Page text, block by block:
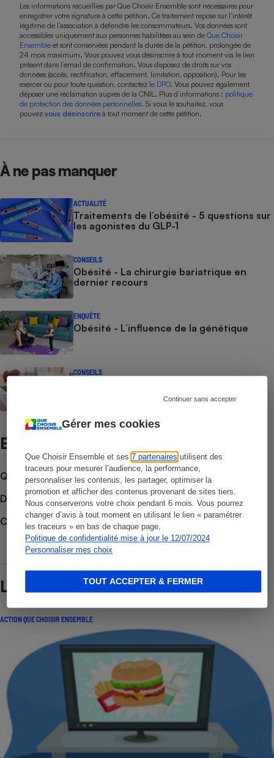
Gérer mes cookies
Que Choisir Ensemble et ses7 partenaires utilisent des
traceurs pour mesurer l’audience, la performance,
personnaliser les contenus, les partager, optimiser la
promotion et afficher des contenus provenant de sites tiers.
Nous conserverons votre choix pendant 6 mois. Vous pourrez
changer d’avis à tout moment en utilisant le lien « paramétrer
les traceurs » en bas de chaque page.
Politique de confidentialité mise à jour le 12/07/2024
Personnaliser mes choix
Continuer sans accepter
TOUT ACCEPTER & FERMER
Les informations recueillies par Que Choisir Ensemble sont nécessaires pour
enregistrer votre signature à cette pétition. Ce traitement repose sur l’intérêt
légitime de l’association à défendre les consommateurs. Vos données sont
accessibles uniquement aux personnes habilitées au sein de Que Choisir
Ensemble et sont conservées pendant la durée de la pétition, prolongée de
24 mois maximum. Vous pouvez vous désinscrire à tout moment via le lien
présent dans l’email de confirmation. Vous disposez de droits sur vos
données (accès, rectification, effacement, limitation, opposition). Pour les
exercer ou pour toute question, contactez le DPO. Vous pouvez également
déposer une réclamation auprès de la CNIL. Plus d’informations : politique
de protection des données personnelles. Si vous le souhaitez, vous
pouvez vous désinscrire à tout moment de cette pétition.
À ne pas manquer
ACTUALITÉ
Traitements de l’obésité - 5 questions sur
les agonistes du GLP-1
CONSEILS
Obésité - La chirurgie bariatrique en
dernier recours
ENQUÊTE
Obésité - L’influence de la génétique
CONSEILS
Et aussi
Que faire en cas de litige ?
Découvrir le forum
Consulter nos Actions Que Choisir Ensemble
Lire aussi
ACTION QUE CHOISIR ENSEMBLE